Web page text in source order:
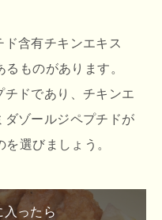
含有チキンエキス
ものがあります。
ドであり、チキンエ
ダゾールジペプチドが
選びましょう。
ったら